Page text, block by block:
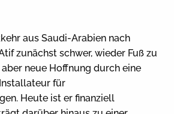
aus Saudi-Arabien nach
zunächst schwer, wieder Fuß zu
aber neue Hoffnung durch eine
für
Heute ist er finanziell